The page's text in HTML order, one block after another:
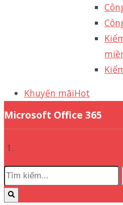
Khuyến mãiHot
Microsoft Office 365